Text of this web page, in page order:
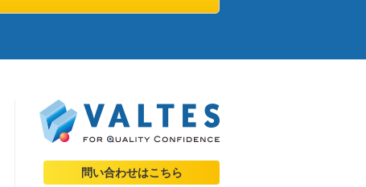
問い合わせはこちら